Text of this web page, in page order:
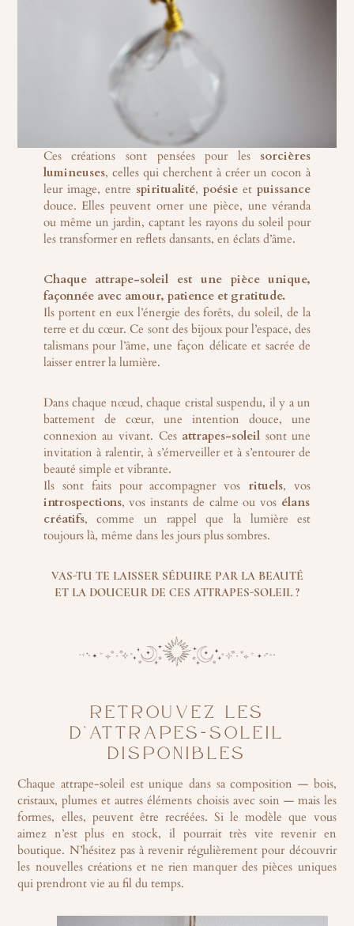
Ces créations sont pensées pour les sorcières
lumineuses, celles qui cherchent à créer un cocon à
leur image, entre spiritualité,poésie etpuissance
douce. Elles peuvent orner une pièce, une véranda
ou même un jardin, captant les rayons du soleil pour
les transformer en reflets dansants, en éclats d’âme.
Chaque attrape-soleil est une pièce unique,
façonnée avec amour, patience et gratitude.
Ils portent en eux l’énergie des forêts, du soleil, de la
terre et du cœur. Ce sont des bijoux pour l’espace, des
talismans pour l’âme, une façon délicate et sacrée de
laisser entrer la lumière.
Dans chaque nœud, chaque cristal suspendu, il y a un
battement de cœur, une intention douce, une
connexion au vivant. Ces attrapes-soleil sont une
invitation à ralentir, à s’émerveiller et à s’entourer de
beauté simple et vibrante.
Ils sont faits pour accompagner vos rituels, vos
introspections, vos instants de calme ou vos élans
créatifs, comme un rappel que la lumière est
toujours là, même dans les jours plus sombres.
VAS-TU TE LAISSER SÉDUIRE PAR LA BEAUTÉ
ET LA DOUCEUR DE CES ATTRAPES-SOLEIL ?
RETROUVEZ LES
D’ATTRAPES-SOLEIL
DISPONIBLES
Chaque attrape-soleil est unique dans sa composition — bois,
cristaux, plumes et autres éléments choisis avec soin — mais les
formes, elles, peuvent être recréées. Si le modèle que vous
aimez n’est plus en stock, il pourrait très vite revenir en
boutique. N’hésitez pas à revenir régulièrement pour découvrir
les nouvelles créations et ne rien manquer des pièces uniques
qui prendront vie au fil du temps.